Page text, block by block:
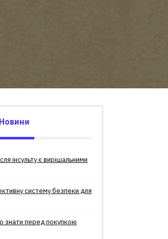
Новини
інсульту є вирішальними
систему безпеки для
знати перед покупкою